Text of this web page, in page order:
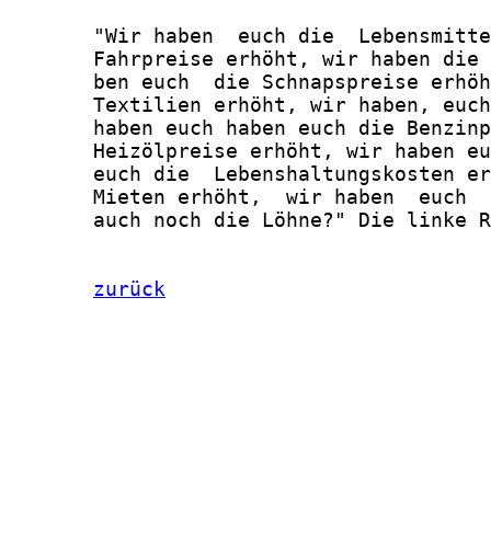
"Wir haben  euch die
Fahrpreise erhöht, wir haben
ben euch  die Schnapspreise
Textilien erhöht, wir haben,
haben euch haben euch die
Heizölpreise erhöht, wir haben
euch die  Lebenshaltungskosten
Mieten erhöht,  wir haben  euch
auch noch die Löhne?" Die linke
zurück